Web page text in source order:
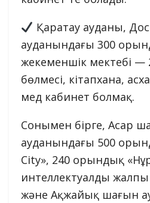
Қаратау ауданы,
ауданындағы 300
жекеменшік мектебі —
бөлмесі, кітапхана,
мед кабинет болмақ.
Сонымен бірге, Асар
ауданындағы 500
City», 240 орындық
интеллектуалды жалпы
және Ақжайық шағын